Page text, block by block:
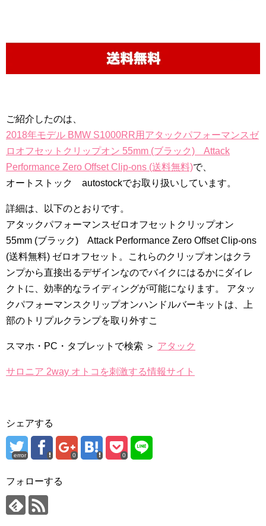
ご紹介したのは、
2018年モデル BMW S1000RR用アタックパフォーマンスゼ
ロオフセットクリップオン 55mm (ブラック) Attack
Performance Zero Offset Clip-ons (送料無料)で、
オートストック autostockでお取り扱いしています。
詳細は、以下のとおりです。
アタックパフォーマンスゼロオフセットクリップオン
55mm (ブラック) Attack Performance Zero Offset Clip-ons
(送料無料) ゼロオフセット。これらのクリップオンはクラ
ンプから直接出るデザインなのでバイクにはるかにダイレ
クトに、効率的なライディングが可能になります。 アタッ
クパフォーマンスクリップオンハンドルバーキットは、上
部のトリプルクランプを取り外すこ
スマホ・PC・タブレットで検索 ＞ アタック
サロニア 2way オトコを刺激する情報サイト
シェアする
error 0 0
フォローする